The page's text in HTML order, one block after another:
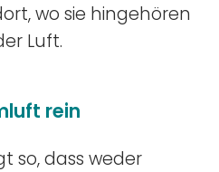
wo sie hingehören
Luft.
rein
so, dass weder